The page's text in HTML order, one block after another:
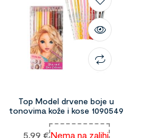
Top Model drvene boje u
tonovima kože i kose 1090549
5,99 €Nema na zalihi